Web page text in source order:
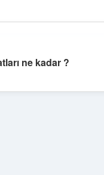
ne kadar ?